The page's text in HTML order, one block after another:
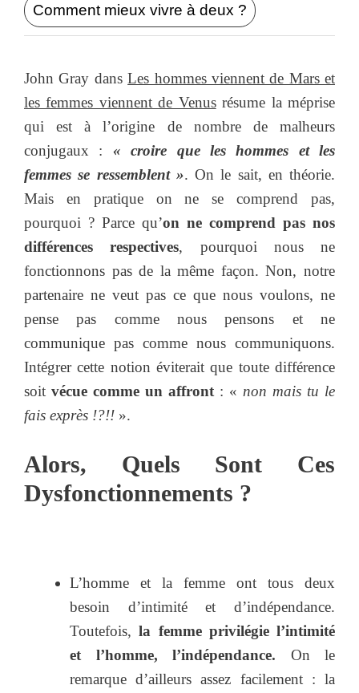
Comment mieux vivre à deux ?
John Gray dansLes hommes viennent de Mars et
les femmes viennent de Venusrésume la méprise
qui est à l’origine de nombre de malheurs
conjugaux : « croire que les hommes et les
femmes se ressemblent ». On le sait, en théorie.
Mais en pratique on ne se comprend pas,
pourquoi ? Parce qu’on ne comprend pas nos
différences respectives, pourquoi nous ne
fonctionnons pas de la même façon. Non, notre
partenaire ne veut pas ce que nous voulons, ne
pense pas comme nous pensons et ne
communique pas comme nous communiquons.
Intégrer cette notion éviterait que toute différence
soit vécue comme un affront : « non mais tu le
fais exprès !?!! ».
Alors, Quels Sont Ces
Dysfonctionnements ?
L’homme et la femme ont tous deux
besoin d’intimité et d’indépendance.
Toutefois, la femme privilégie l’intimité
et l’homme, l’indépendance. On le
remarque d’ailleurs assez facilement : la